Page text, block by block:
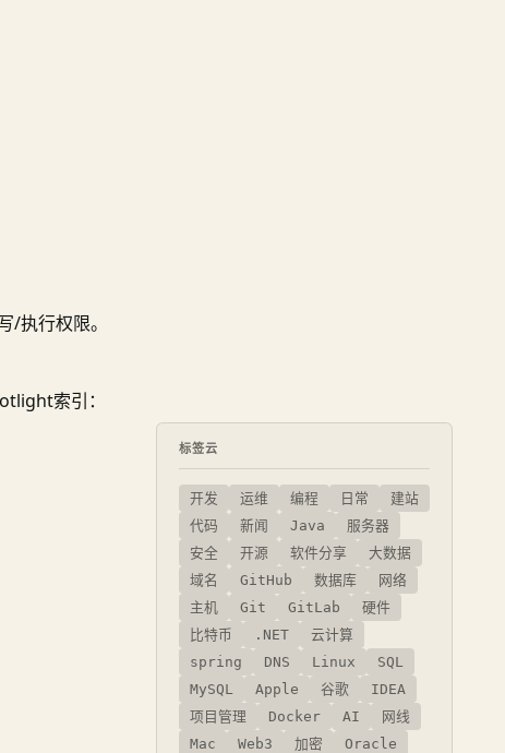
/执行权限。
索引：
标签云
开发 运维 编程 日常
建站
代码
新闻 Java
服务器
安全
开源 软件分享
大数据
域名
GitHub 数据库
网络
主机
Git GitLab
硬件
比特币
.NET
云计算
spring
DNS Linux
SQL
MySQL
Apple 谷歌
IDEA
项目管理
Docker AI
网线
Mac
Web3 加密
Oracle